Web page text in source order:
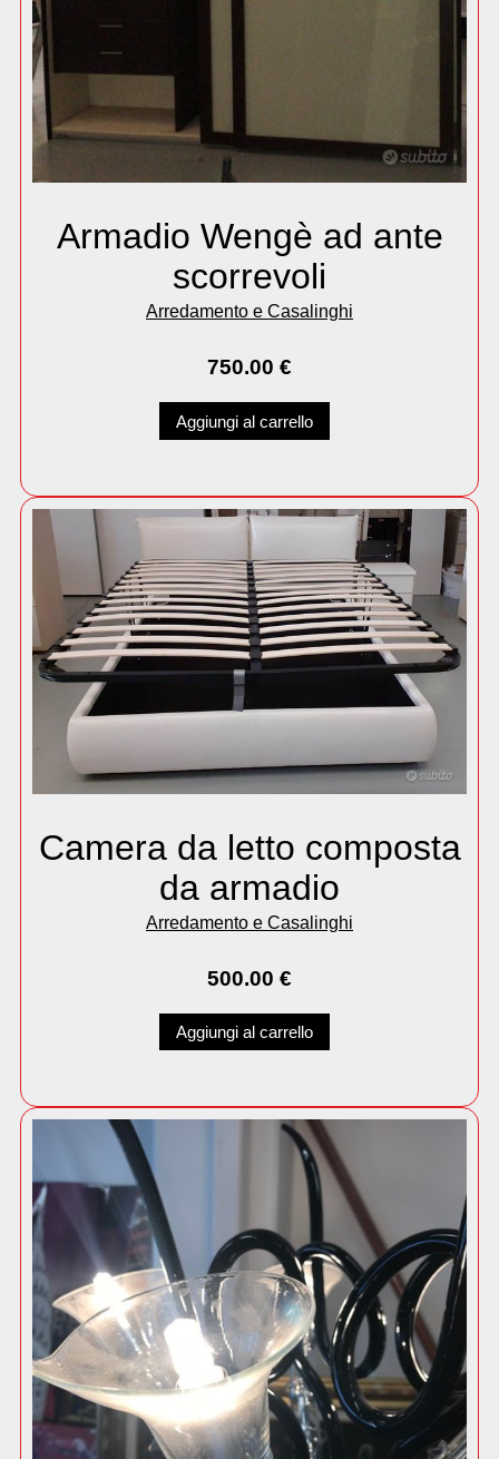
Armadio Wengè ad ante
scorrevoli
Arredamento e Casalinghi
750.00 €
Aggiungi al carrello
Camera da letto composta
da armadio
Arredamento e Casalinghi
500.00 €
Aggiungi al carrello